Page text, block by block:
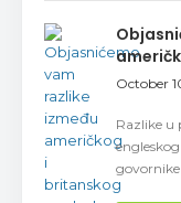
October
Razlike u